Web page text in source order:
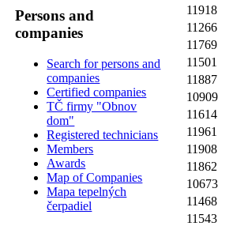
Persons and
companies
Search for persons and
companies
Certified companies
TČ firmy "Obnov
dom"
Registered technicians
Members
Awards
Map of Companies
Mapa tepelných
čerpadiel
11918
11266
11769
11501
11887
10909
11614
11961
11908
11862
10673
11468
11543